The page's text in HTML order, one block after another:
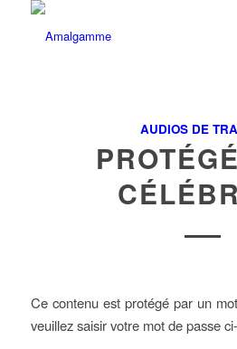
AUDIOS DE
Ce contenu est protégé par un
veuillez saisir votre mot de passe